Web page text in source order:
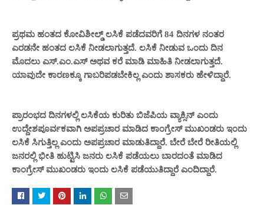
ಪ್ರಥಮ ಹಂತದ ಕೋವಿಶೀಲ್ಡ್ ಲಸಿಕೆ ಪಡೆದವರಿಗೆ 84 ದಿನಗಳ ನಂತರ
ಎರಡನೇ ಹಂತದ ಲಸಿಕೆ ನೀಡಲಾಗುತ್ತದೆ. ಲಸಿಕೆ ನೀಡುವ ಒಂದು ದಿನ
ಮೊದಲು ಎಸ್.ಎಂ.ಎಸ್ ಅಥವ ಕರೆ ಮಾಡಿ ಮಾಹಿತಿ ನೀಡಲಾಗುತ್ತದೆ.
ಯಾವುದೇ ಕಾರಣಕ್ಕೂ ಗಾಬರಿಪಡಬೇಕಿಲ್ಲ ಎಂದು ಶಾಸಕರು ಹೇಳಿದ್ದಾರೆ.
ಪ್ರಾರಂಭದ ದಿನಗಳಲ್ಲಿ ಲಸಿಕೆಯ ಕುರಿತು ಬಿಜೆಪಿಯ ವ್ಯಾಕ್ಸಿನ್ ಎಂದು
ಉದ್ದೇಶಪೂರ್ವಕವಾಗಿ ಅಪಪ್ರಚಾರ ಮಾಡಿದ ಕಾಂಗ್ರೇಸ್ ಮುಖಂಡರು ಇಂದು
ಲಸಿಕೆ ಸಿಗುತ್ತಿಲ್ಲ ಎಂದು ಅಪಪ್ರಚಾರ ಮಾಡುತಿದ್ದಾರೆ. ಬೇರೆ ಬೇರೆ ರೀತಿಯಲ್ಲಿ
ಜನರಲ್ಲಿ ಭೀತಿ ಹುಟ್ಟಿಸಿ ಜನರು ಲಸಿಕೆ ಪಡೆಯಲು ಬಾರದಂತೆ ಮಾಡಿದ
ಕಾಂಗ್ರೇಸ್ ಮುಖಂಡರು ಇಂದು ಲಸಿಕೆ ಪಡೆಯುತಿದ್ದಾರೆ ಎಂದಿದ್ದಾರೆ.